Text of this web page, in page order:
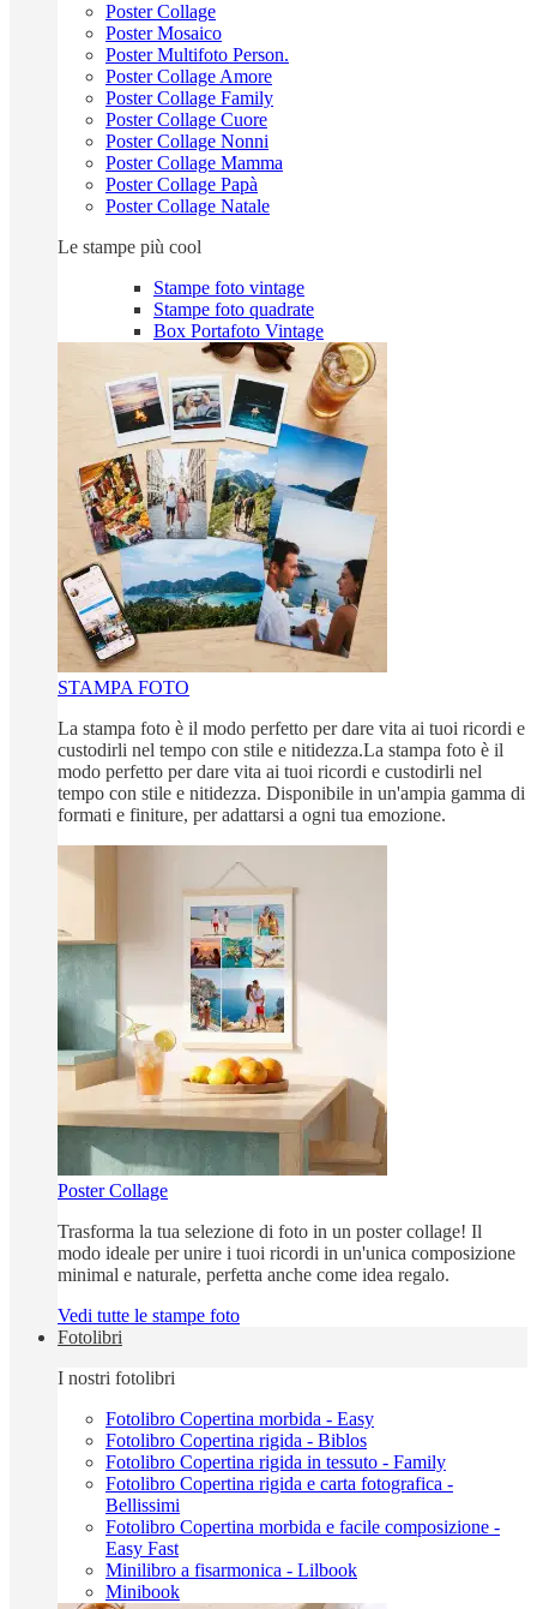
Poster Collage
Poster Mosaico
Poster Multifoto Person.
Poster Collage Amore
Poster Collage Family
Poster Collage Cuore
Poster Collage Nonni
Poster Collage Mamma
Poster Collage Papà
Poster Collage Natale
Le stampe più cool
Stampe foto vintage
Stampe foto quadrate
Box Portafoto Vintage
STAMPA FOTO
La stampa foto è il modo perfetto per dare vita ai tuoi ricordi e
custodirli nel tempo con stile e nitidezza.La stampa foto è il
modo perfetto per dare vita ai tuoi ricordi e custodirli nel
tempo con stile e nitidezza. Disponibile in un'ampia gamma di
formati e finiture, per adattarsi a ogni tua emozione.
Poster Collage
Trasforma la tua selezione di foto in un poster collage! Il
modo ideale per unire i tuoi ricordi in un'unica composizione
minimal e naturale, perfetta anche come idea regalo.
Vedi tutte le stampe foto
Fotolibri
I nostri fotolibri
Fotolibro Copertina morbida - Easy
Fotolibro Copertina rigida - Biblos
Fotolibro Copertina rigida in tessuto - Family
Fotolibro Copertina rigida e carta fotografica -
Bellissimi
Fotolibro Copertina morbida e facile composizione -
Easy Fast
Minilibro a fisarmonica - Lilbook
Minibook